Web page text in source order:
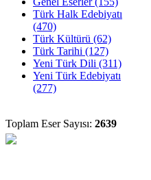
Türk Halk Edebiyatı
(470)
Türk Kültürü (62)
Türk Tarihi (127)
Yeni Türk Dili (311)
Yeni Türk Edebiyatı
(277)
Toplam Eser Sayısı: 2639